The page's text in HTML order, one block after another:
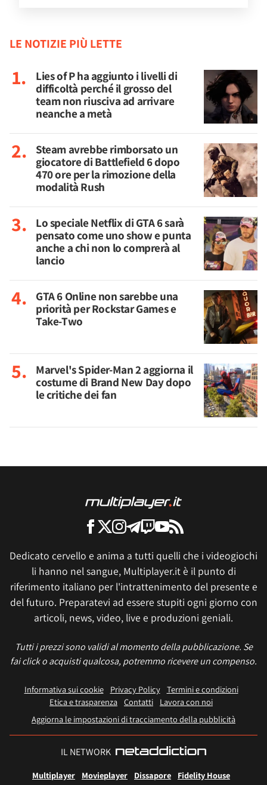
LE NOTIZIE PIÙ LETTE
Lies of P ha aggiunto i livelli di
difficoltà perché il grosso del
team non riusciva ad arrivare
neanche a metà
Steam avrebbe rimborsato un
giocatore di Battlefield 6 dopo
470 ore per la rimozione della
modalità Rush
Lo speciale Netflix di GTA 6 sarà
pensato come uno show e punta
anche a chi non lo comprerà al
lancio
GTA 6 Online non sarebbe una
priorità per Rockstar Games e
Take-Two
Marvel's Spider-Man 2 aggiorna il
costume di Brand New Day dopo
le critiche dei fan
Dedicato cervello e anima a tutti quelli che i videogiochi
li hanno nel sangue, Multiplayer.it è il punto di
riferimento italiano per l'intrattenimento del presente e
del futuro. Preparatevi ad essere stupiti ogni giorno con
articoli, news, video, live e produzioni geniali.
Tutti i prezzi sono validi al momento della pubblicazione. Se
fai click o acquisti qualcosa, potremmo ricevere un compenso.
Informativa sui cookie Privacy Policy
Termini e condizioni
Etica e trasparenza Contatti
Lavora con noi
Aggiorna le impostazioni di tracciamento della pubblicità
IL NETWORK
Multiplayer Movieplayer Dissapore Fidelity House